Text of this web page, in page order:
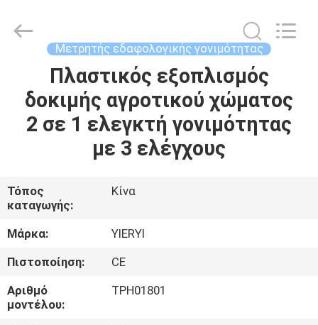
ΑΡΧΙΚΉ
ΣΕΛΊΔΑ
ΠΡΟΪΌΝΤΑ
ΣΧΕΤΙΚΆ
ΜΕ
ΕΜΆΣ
ΓΎΡΟΣ
ΕΡΓΟΣΤΑΣΊΩΝ
Technology
Μετρητής εδαφολογικής γονιμότητας
Πλαστικός εξοπλισμός
δοκιμής αγροτικού χώματος
2 σε 1 ελεγκτή γονιμότητας
με 3 ελέγχους
Τόπος
καταγωγής:
Κίνα
Μάρκα:
YIERYI
Πιστοποίηση:
CE
Αριθμό
μοντέλου:
TPH01801